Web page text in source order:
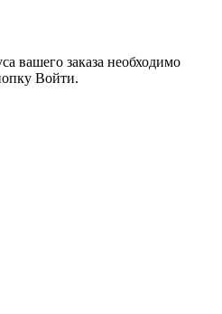
вашего заказа необходимо
Войти.